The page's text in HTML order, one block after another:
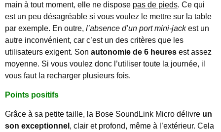
main à tout moment, elle ne dispose pas de pieds. Ce qui
est un peu désagréable si vous voulez le mettre sur la table
par exemple. En outre, l’absence d’un port mini-jackest un
autre inconvénient, car c’est un des critères que les
utilisateurs exigent. Son autonomie de 6 heures est assez
moyenne. Si vous voulez donc l’utiliser toute la journée, il
vous faut la recharger plusieurs fois.
Points positifs
Grâce à sa petite taille, la Bose SoundLink Micro délivre un
son exceptionnel , clair et profond, même à l’extérieur. Cela